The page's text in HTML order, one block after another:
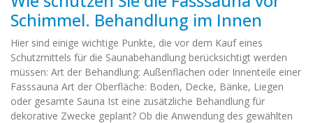
Schimmel. Behandlung im Innen
Hier sind einige wichtige Punkte, die vor dem Kauf eines
Schutzmittels für die Saunabehandlung berücksichtigt werden
müssen: Art der Behandlung: Außenflächen oder Innenteile einer
Fasssauna Art der Oberfläche: Boden, Decke, Bänke, Liegen
oder gesamte Sauna Ist eine zusätzliche Behandlung für
dekorative Zwecke geplant? Ob die Anwendung des gewählten